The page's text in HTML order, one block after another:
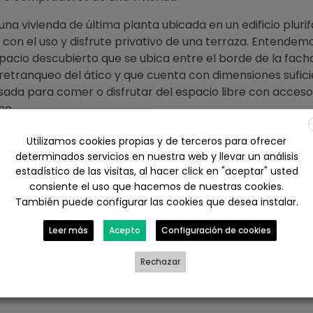
vivienda de última planta ubicada en un edificio
el uso y disfrute privativo de una terraza.
descubierto que se ubica entre el borde de la
del ático y que cuenta con dimensiones
para comer o disfrutar del espacio libre con
terraza, corresponde a un ático que visitamos hace
hipotecaria.
X LinkedIn WhatsApp
TIPOLOGIA DE VIVIENDAS: ¿QUE
Utilizamos cookies propias y de terceros para ofrecer
determinados servicios en nuestra web y llevar un análisis
estadístico de las visitas, al hacer click en "aceptar" usted
consiente el uso que hacemos de nuestras cookies.
También puede configurar las cookies que desea instalar.
Leer más Acepto Configuración de cookies
Rechazar